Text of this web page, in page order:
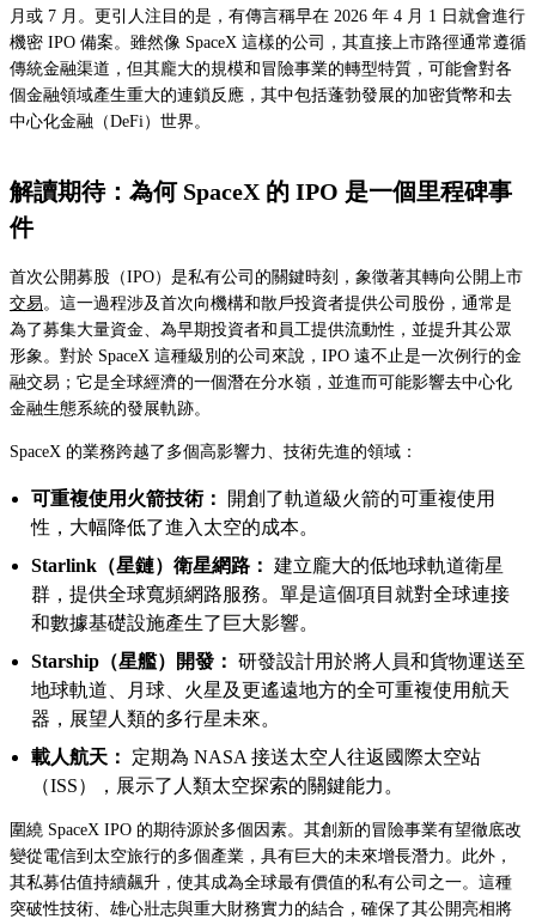
月或 7 月。更引人注目的是，有傳言稱早在 2026 年 4 月 1 日就會進行
機密 IPO 備案。雖然像 SpaceX 這樣的公司，其直接上市路徑通常遵循
傳統金融渠道，但其龐大的規模和冒險事業的轉型特質，可能會對各
個金融領域產生重大的連鎖反應，其中包括蓬勃發展的加密貨幣和去
中心化金融（DeFi）世界。
解讀期待：為何 SpaceX 的 IPO 是一個里程碑事
件
首次公開募股（IPO）是私有公司的關鍵時刻，象徵著其轉向公開上市
交易 。這一過程涉及首次向機構和散戶投資者提供公司股份，通常是
為了募集大量資金、為早期投資者和員工提供流動性，並提升其公眾
形象。對於 SpaceX 這種級別的公司來說，IPO 遠不止是一次例行的金
融交易；它是全球經濟的一個潛在分水嶺，並進而可能影響去中心化
金融生態系統的發展軌跡。
SpaceX 的業務跨越了多個高影響力、技術先進的領域：
可重複使用火箭技術：
開創了軌道級火箭的可重複使用
性，大幅降低了進入太空的成本。
Starlink（星鏈）衛星網路： 建立龐大的低地球軌道衛星
群，提供全球寬頻網路服務。單是這個項目就對全球連接
和數據基礎設施產生了巨大影響。
Starship（星艦）開發： 研發設計用於將人員和貨物運送至
地球軌道、月球、火星及更遙遠地方的全可重複使用航天
器，展望人類的多行星未來。
載人航天：
定期為 NASA 接送太空人往返國際太空站
（ISS），展示了人類太空探索的關鍵能力。
圍繞 SpaceX IPO 的期待源於多個因素。其創新的冒險事業有望徹底改
變從電信到太空旅行的多個產業，具有巨大的未來增長潛力。此外，
其私募估值持續飆升，使其成為全球最有價值的私有公司之一。這種
突破性技術、雄心壯志與重大財務實力的結合，確保了其公開亮相將